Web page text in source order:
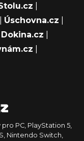
Úschovna.cz
Dokina.cz
PC, PlayStation 5,
Nintendo Switch,